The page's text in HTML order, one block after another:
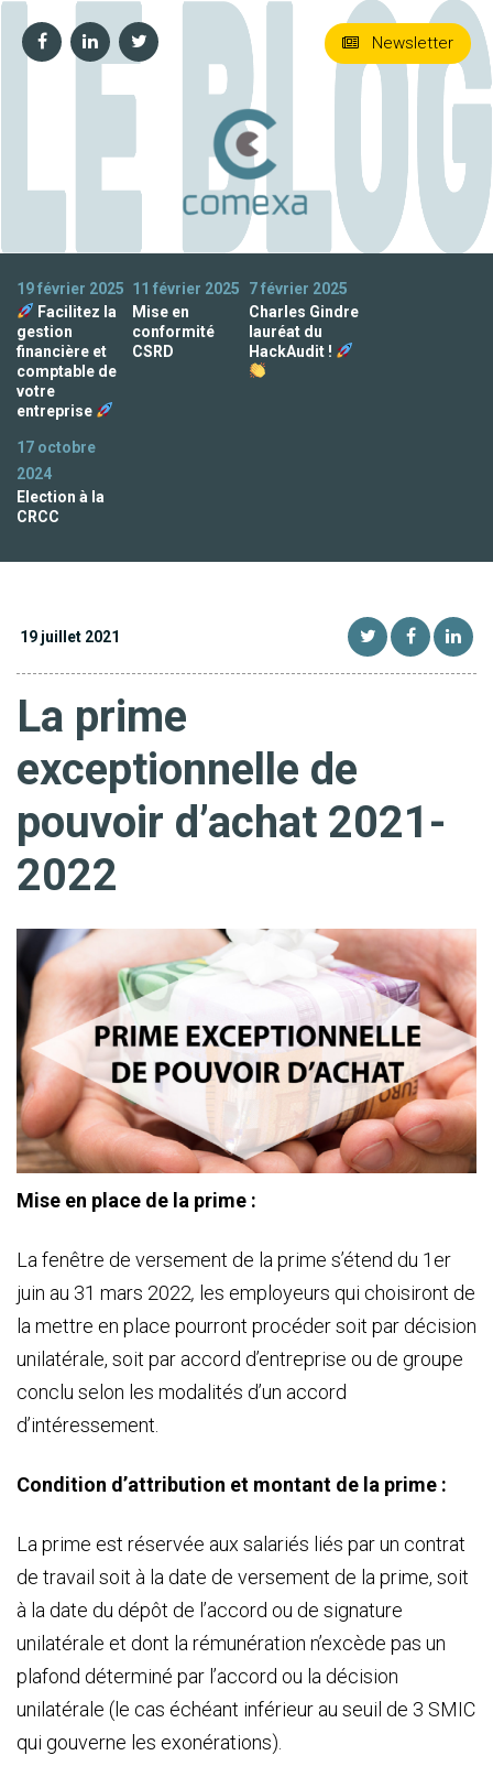
19 février 2025
Facilitez la
gestion
financière et
comptable de
votre
entreprise
11 février 2025
Mise en
conformité
CSRD
7 février 2025
Charles Gindre
lauréat du
HackAudit !
17 octobre
2024
Election à la
CRCC
Newsletter
19 juillet 2021
La prime
exceptionnelle de
pouvoir d’achat 2021-
2022
Mise en place de la prime :
La fenêtre de versement de la prime s’étend du 1er
juin au 31 mars 2022, les employeurs qui choisiront de
la mettre en place pourront procéder soit par décision
unilatérale, soit par accord d’entreprise ou de groupe
conclu selon les modalités d’un accord
d’intéressement.
Condition d’attribution et montant de la prime :
La prime est réservée aux salariés liés par un contrat
de travail soit à la date de versement de la prime, soit
à la date du dépôt de l’accord ou de signature
unilatérale et dont la rémunération n’excède pas un
plafond déterminé par l’accord ou la décision
unilatérale (le cas échéant inférieur au seuil de 3 SMIC
qui gouverne les exonérations).